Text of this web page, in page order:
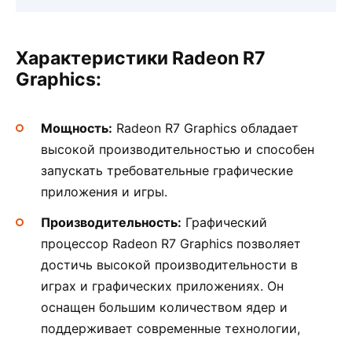
Характеристики Radeon R7
Graphics:
Мощность: Radeon R7 Graphics обладает
высокой производительностью и способен
запускать требовательные графические
приложения и игры.
Производительность: Графический
процессор Radeon R7 Graphics позволяет
достичь высокой производительности в
играх и графических приложениях. Он
оснащен большим количеством ядер и
поддерживает современные технологии,